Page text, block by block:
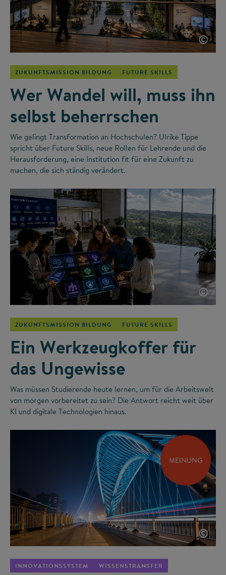
©
ZUKUNFTSMISSION BILDUNG FUTURE SKILLS
Wer Wandel will, muss ihn
selbst beherrschen
Wie gelingt Transformation an Hochschulen? Ulrike Tippe
spricht über Future Skills, neue Rollen für Lehrende und die
Herausforderung, eine Institution fit für eine Zukunft zu
machen, die sich ständig verändert.
©
ZUKUNFTSMISSION BILDUNG FUTURE SKILLS
Ein Werkzeugkoffer für
das Ungewisse
Was müssen Studierende heute lernen, um für die Arbeitswelt
von morgen vorbereitet zu sein? Die Antwort reicht weit über
KI und digitale Technologien hinaus.
MEINUNG
©
INNOVATIONSSYSTEM WISSENSTRANSFER